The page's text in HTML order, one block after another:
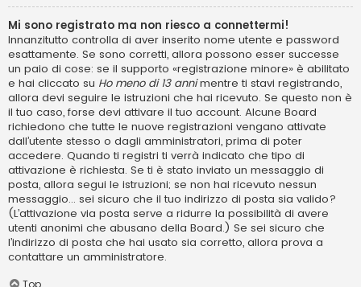
Mi sono registrato ma non riesco a connettermi!
Innanzitutto controlla di aver inserito nome utente e password
esattamente. Se sono corretti, allora possono esser successe
un paio di cose: se il supporto «registrazione minore» è abilitato
e hai cliccato su Ho meno di 13 annimentre ti stavi registrando,
allora devi seguire le istruzioni che hai ricevuto. Se questo non è
il tuo caso, forse devi attivare il tuo account. Alcune Board
richiedono che tutte le nuove registrazioni vengano attivate
dall’utente stesso o dagli amministratori, prima di poter
accedere. Quando ti registri ti verrà indicato che tipo di
attivazione è richiesta. Se ti è stato inviato un messaggio di
posta, allora segui le istruzioni; se non hai ricevuto nessun
messaggio... sei sicuro che il tuo indirizzo di posta sia valido?
(L’attivazione via posta serve a ridurre la possibilità di avere
utenti anonimi che abusano della Board.) Se sei sicuro che
l’indirizzo di posta che hai usato sia corretto, allora prova a
contattare un amministratore.
Top